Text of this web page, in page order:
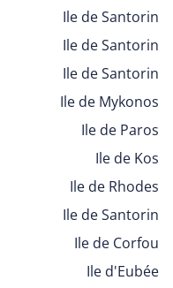
Ile de Santorin
Ile de Santorin
Ile de Santorin
Ile de Mykonos
Ile de Paros
Ile de Kos
Ile de Rhodes
Ile de Santorin
Ile de Corfou
Ile d'Eubée